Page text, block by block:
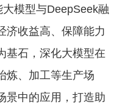
大模型与DeepSeek融
济收益高、保障能力
基石，深化大模型在
炼、加工等生产场
景中的应用，打造助